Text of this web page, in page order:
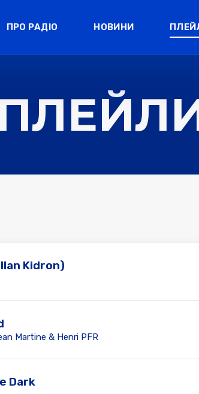
ПРО РАДІО НОВИНИ
Kidron)
Martine & Henri PFR
Dark